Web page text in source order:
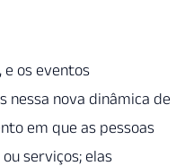
e os eventos
nova dinâmica de
em que as pessoas
serviços; elas